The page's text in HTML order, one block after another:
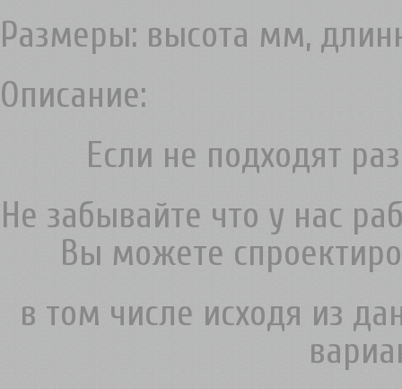
Размеры: высота мм,
Описание:
Если не подходят
Не забывайте что у нас
Вы можете
в том числе исходя из